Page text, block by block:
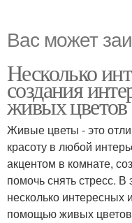
Вас может
Несколько
создания
живых цветов
Живые цветы - это
красоту в любой
акцентом в комнате,
помочь снять стресс.
несколько интересных
помощью живых